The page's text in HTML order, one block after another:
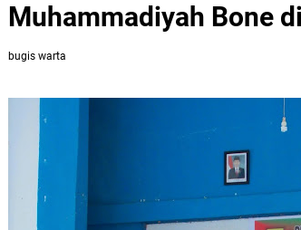
Muhammadiyah Bone
bugis warta